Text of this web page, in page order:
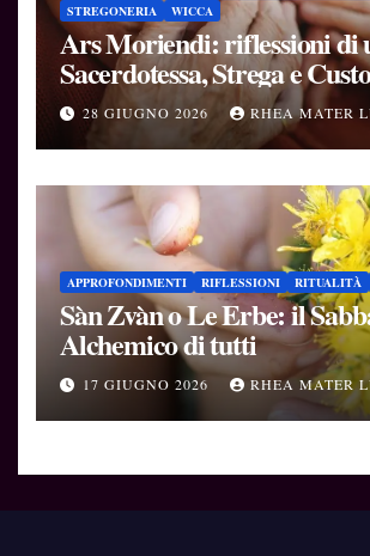
STREGONERIA
WICCA
Ars Moriendi: riflessioni di
Sacerdotessa, Strega e
Soglie
28 GIUGNO 2026 RHEA MATER
APPROFONDIMENTI RIFLESSIONI RITUALITÀ
Sàn Zvàn o Le Erbe: il
Alchemico di tutti
17 GIUGNO 2026 RHEA MATER